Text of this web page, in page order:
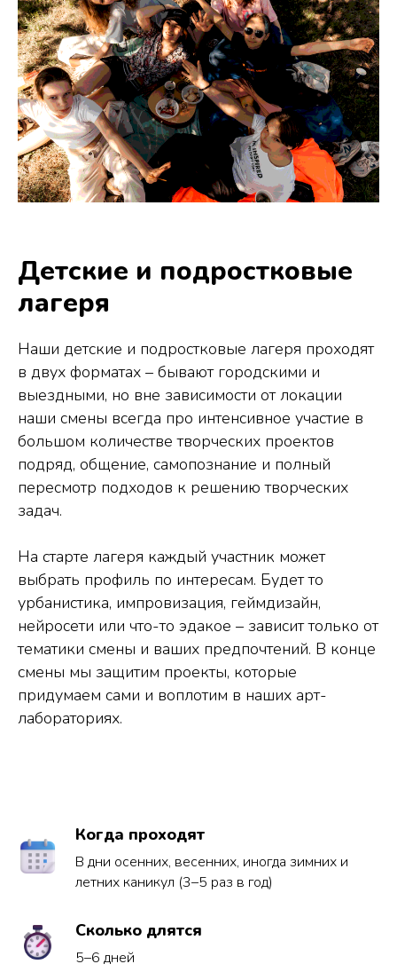
Детские и подростковые
лагеря
Наши детские и подростковые лагеря проходят
в двух форматах – бывают городскими и
выездными, но вне зависимости от локации
наши смены всегда про интенсивное участие в
большом количестве творческих проектов
подряд, общение, самопознание и полный
пересмотр подходов к решению творческих
задач.
На старте лагеря каждый участник может
выбрать профиль по интересам. Будет то
урбанистика, импровизация, геймдизайн,
нейросети или что-то эдакое – зависит только от
тематики смены и ваших предпочтений. В конце
смены мы защитим проекты, которые
придумаем сами и воплотим в наших арт-
лабораториях.
Когда проходят
В дни осенних, весенних, иногда зимних и
летних каникул (3–5 раз в год)
Сколько длятся
5–6 дней